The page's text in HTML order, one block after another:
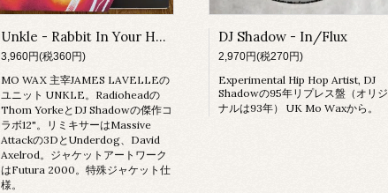
Unkle - Rabbit In Your Headlights
3,960円(税360円)
MO WAX 主宰JAMES LAVELLEの
ユニット UNKLE。Radioheadの
Thom YorkeとDJ Shadowの傑作コ
ラボ12"。リミキサーはMassive
Attackの3DとUnderdog、David
Axelrod。ジャケットアートワーク
はFutura 2000。特殊ジャケット仕
様。
DJ Shadow - In/Flux
2,970円(税270円)
Experimental Hip Hop Artist, DJ
Shadowの95年リプレス盤（オリジ
ナルは93年） UK Mo Waxから。